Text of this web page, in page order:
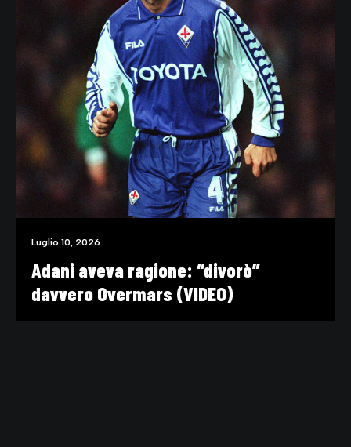
Luglio 10, 2026
Adani aveva ragione: “divorò”
davvero Overmars (VIDEO)